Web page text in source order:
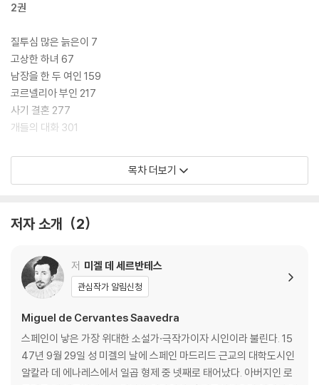
2권
질투심 많은 늙은이 7
고상한 하녀 67
남장을 한 두 여인 159
코르넬리아 부인 217
사기 결혼 277
개들의 대화 301
작품 해설 411
목차 더보기
저자 소개 2
저 미겔 데 세르반테스
관심작가 알림신청
Miguel de Cervantes Saavedra
스페인이 낳은 가장 위대한 소설가·극작가이자 시인이라 불린다. 15
47년 9월 29일 성 미겔의 날에 스페인 마드리드 근교의 대학도시인
알칼라 데 에나레스에서 일곱 형제 중 넷째로 태어났다. 아버지인 로